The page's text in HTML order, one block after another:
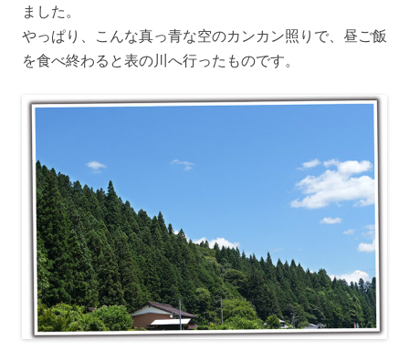
ました。
やっぱり、こんな真っ青な空のカンカン照りで、昼ご飯
を食べ終わると表の川へ行ったものです。